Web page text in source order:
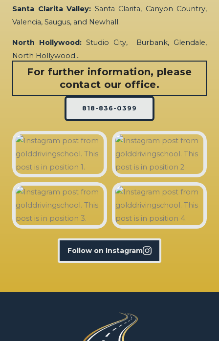
Santa Clarita Valley: Santa Clarita, Canyon Country,
Valencia, Saugus, and Newhall.
North Hollywood: Studio City, Burbank, Glendale,
North Hollywood…
For further information, please
contact our office.
818-836-0399
Follow on Instagram